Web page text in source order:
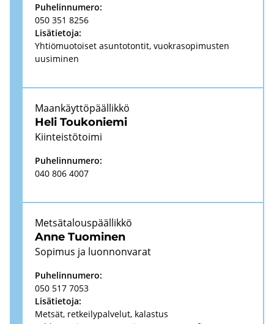
Pu­he­lin­nu­me­ro:
050 351 8256
Li­sä­tie­to­ja:
Yh­tiö­muo­toi­set asun­to­ton­tit, vuo­kra­so­pi­mus­ten
uusi­mi­nen
Heli Tou­ko­nie­mi
Maan­käyt­tö­pääl­lik­kö
Kiin­teis­tö­toi­mi
Pu­he­lin­nu­me­ro:
040 806 4007
Anne Tuo­mi­nen
Met­sä­ta­lous­pääl­lik­kö
So­pi­mus ja luon­non­va­rat
Pu­he­lin­nu­me­ro:
050 517 7053
Li­sä­tie­to­ja:
Met­sät, ret­kei­ly­pal­ve­lut, ka­las­tus